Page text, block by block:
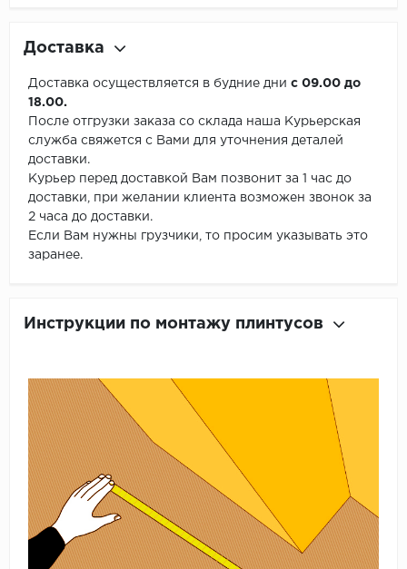
Доставка
Доставка осуществляется в будние дни с 09.00 до
18.00.
После отгрузки заказа со склада наша Курьерская
служба свяжется с Вами для уточнения деталей
доставки.
Курьер перед доставкой Вам позвонит за 1 час до
доставки, при желании клиента возможен звонок за
2 часа до доставки.
Если Вам нужны грузчики, то просим указывать это
заранее.
Инструкции по монтажу плинтусов